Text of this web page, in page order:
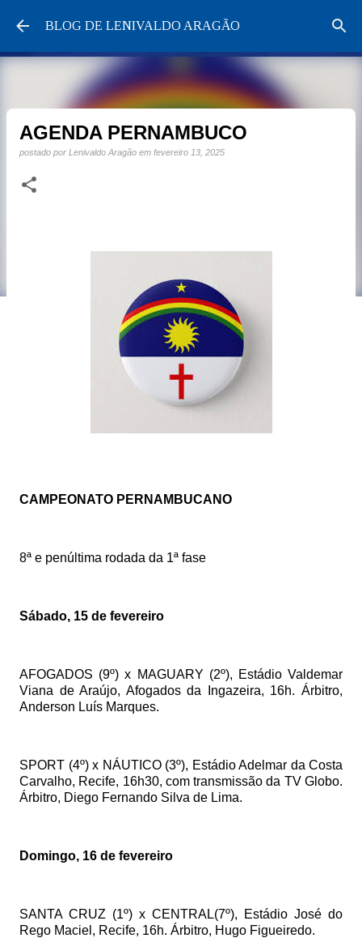
Pular para o conteúdo principal
BLOG DE LENIVALDO ARAGÃO
AGENDA PERNAMBUCO
postado por Lenivaldo Aragão em fevereiro 13, 2025
CAMPEONATO PERNAMBUCANO
8ª e penúltima rodada da 1ª fase
Sábado, 15 de fevereiro
AFOGADOS (9º) x MAGUARY (2º), Estádio Valdemar
Viana de Araújo, Afogados da Ingazeira, 16h. Árbitro,
Anderson Luís Marques.
SPORT (4º) x NÁUTICO (3º), Estádio Adelmar da Costa
Carvalho, Recife, 16h30, com transmissão da TV Globo.
Árbitro, Diego Fernando Silva de Lima.
Domingo, 16 de fevereiro
SANTA CRUZ (1º) x CENTRAL(7º), Estádio José do
Rego Maciel, Recife, 16h. Árbitro, Hugo Figueiredo.